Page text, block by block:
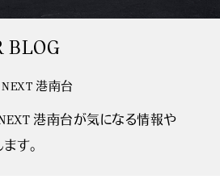
BLOG
港南台
港南台が気になる情報や
す。